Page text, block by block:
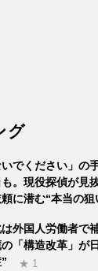
グ
いでください」の
。現役探偵が見
に潜む“本当の狙
は外国人労働者で
「構造改革」が
★ 1